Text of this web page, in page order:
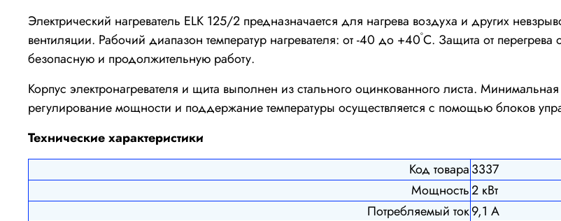
Электрический нагреватель ELK 125/2 предназначается для нагрева воздуха и других
вентиляции. Рабочий диапазон температур нагревателя: от -40 до +40ºС. Защита от перегрева
безопасную и продолжительную работу.
Корпус электронагревателя и щита выполнен из стального оцинкованного листа.
регулирование мощности и поддержание температуры осуществляется с помощью блоков
Технические характеристики
Код товара3337
Мощность2 кВт
Потребляемый ток9,1 А